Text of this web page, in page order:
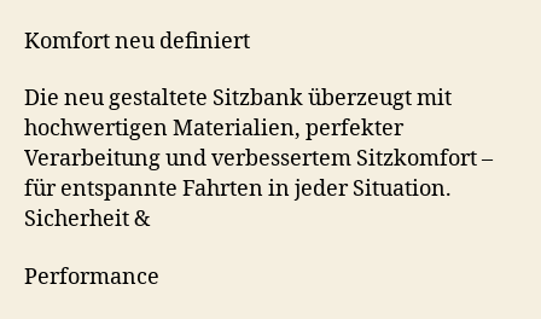
Komfort neu definiert
Die neu gestaltete Sitzbank überzeugt mit
hochwertigen Materialien, perfekter
Verarbeitung und verbessertem Sitzkomfort –
für entspannte Fahrten in jeder Situation.
Sicherheit &
Performance